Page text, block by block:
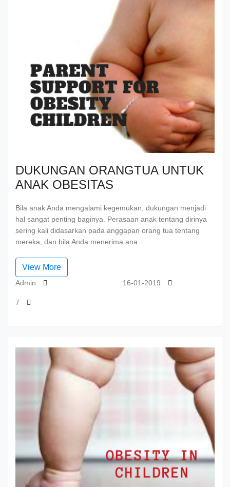
Admin 16-01-2019
7
DUKUNGAN ORANGTUA UNTUK
ANAK OBESITAS
Bila anak Anda mengalami kegemukan, dukungan menjadi
hal sangat penting baginya. Perasaan anak tentang dirinya
sering kali didasarkan pada anggapan orang tua tentang
mereka, dan bila Anda menerima ana
View More